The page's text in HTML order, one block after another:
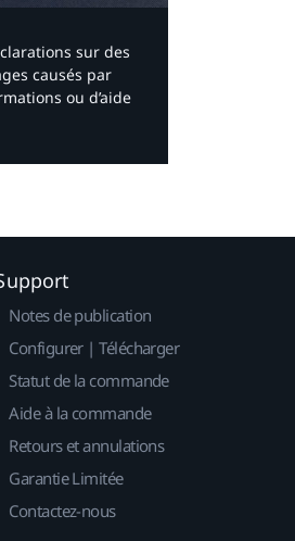
sur des
causés par
ou d’aide
Notes de publication
Configurer | Télécharger
Statut de la commande
Aide à la commande
Retours et annulations
Garantie Limitée
Contactez-nous